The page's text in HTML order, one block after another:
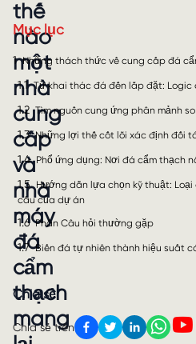
thế
nào
một
nhà
cung
cấp
và
nhà
máy
đá
cẩm
thạch
mang
Mục lục
1 Những thách thức về cung cấp đá
1.1 Từ khai thác đá đến lắp đặt:
1.2 Tìm nguồn cung ứng phân mảnh
1.3 Những lợi thế cốt lõi xác định đối
1.4 Phổ ứng dụng: Nơi đá cẩm thạch
1.5 Hướng dẫn lựa chọn kỹ thuật:
cầu của dự án
1.6 Phần Câu hỏi thường gặp
1.7 Biến đá tự nhiên thành hiệu suất
Chia sẻ
Chia sẻ trên